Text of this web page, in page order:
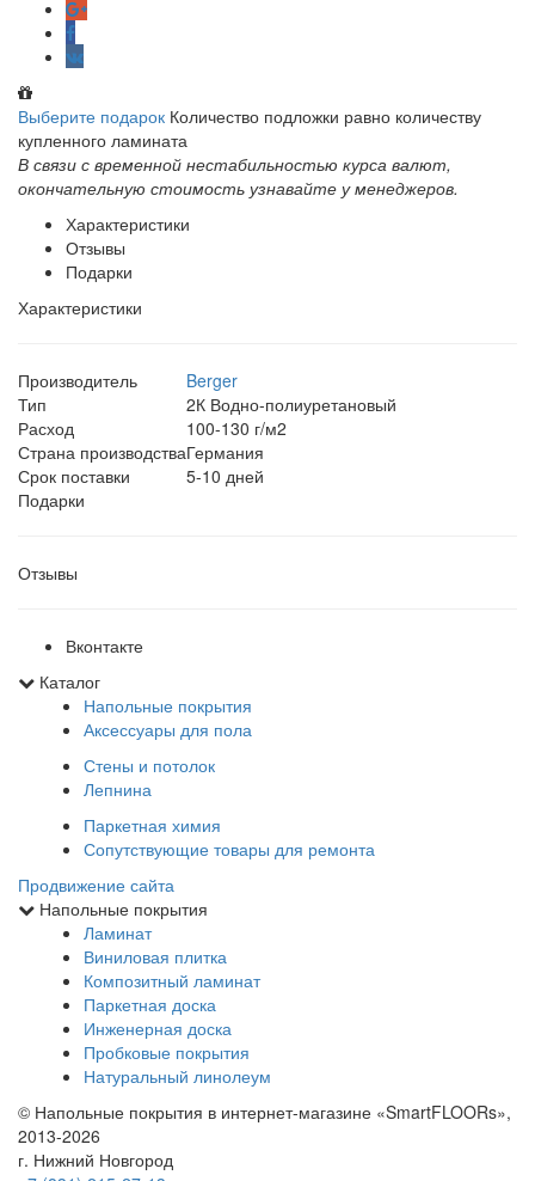
Выберите подарок Количество подложки равно количеству
купленного ламината
В связи с временной нестабильностью курса валют,
окончательную стоимость узнавайте у менеджеров.
Характеристики
Отзывы
Подарки
Характеристики
Производитель
Berger
Тип
2К Водно-полиуретановый
Расход
100-130 г/м2
Страна производстваГермания
Срок поставки
5-10 дней
Подарки
Отзывы
Вконтакте
Каталог
Напольные покрытия
Аксессуары для пола
Стены и потолок
Лепнина
Паркетная химия
Сопутствующие товары для ремонта
Продвижение сайта
Напольные покрытия
Ламинат
Виниловая плитка
Композитный ламинат
Паркетная доска
Инженерная доска
Пробковые покрытия
Натуральный линолеум
© Напольные покрытия в интернет-магазине «SmartFLOORs»,
2013-2026
г. Нижний Новгород